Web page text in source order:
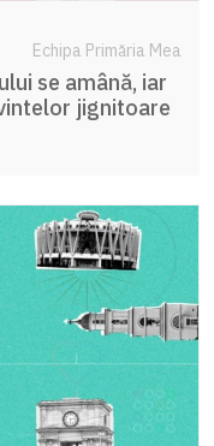
Echipa Primăria Mea
se amână, iar
jignitoare